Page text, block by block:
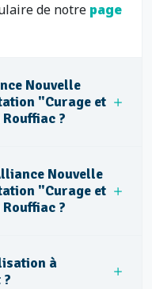
de notre page
Nouvelle
"Curage et
?
Nouvelle
"Curage et
?
à